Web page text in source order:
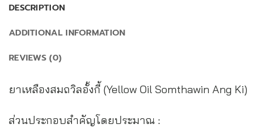
DESCRIPTION
ADDITIONAL INFORMATION
REVIEWS (0)
ยาเหลืองสมถวิลอั้งกี้ (Yellow Oil Somthawin Ang Ki)
ส่วนประกอบสำคัญโดยประมาณ :